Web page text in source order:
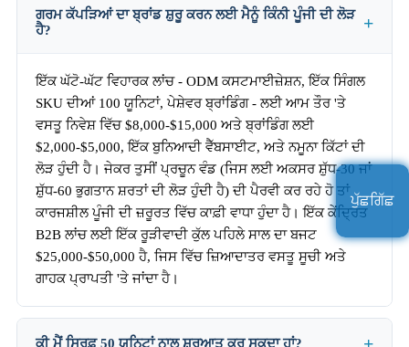
ਗਰਮ ਕੱਪੜਿਆਂ ਦਾ ਬ੍ਰਾਂਡ ਸ਼ੁਰੂ ਕਰਨ ਲਈ ਮੈਨੂੰ ਕਿੰਨੀ ਪੂੰਜੀ ਦੀ ਲੋੜ
ਹੈ?
ਇੱਕ ਘੱਟੋ-ਘੱਟ ਵਿਹਾਰਕ ਲਾਂਚ - ODM ਕਸਟਮਾਈਜ਼ੇਸ਼ਨ, ਇੱਕ ਸਿੰਗਲ
SKU ਦੀਆਂ 100 ਯੂਨਿਟਾਂ, ਪੇਸ਼ੇਵਰ ਬ੍ਰਾਂਡਿੰਗ - ਲਈ ਆਮ ਤੌਰ 'ਤੇ
ਵਸਤੂ ਨਿਵੇਸ਼ ਵਿੱਚ $8,000-$15,000 ਅਤੇ ਬ੍ਰਾਂਡਿੰਗ ਲਈ
$2,000-$5,000, ਇੱਕ ਬੁਨਿਆਦੀ ਵੈੱਬਸਾਈਟ, ਅਤੇ ਨਮੂਨਾ ਕਿੱਟਾਂ ਦੀ
ਲੋੜ ਹੁੰਦੀ ਹੈ। ਜੇਕਰ ਤੁਸੀਂ ਪ੍ਰਚੂਨ ਵੰਡ (ਜਿਸ ਲਈ ਅਕਸਰ ਸ਼ੁੱਧ-30 ਜਾਂ
ਸ਼ੁੱਧ-60 ਭੁਗਤਾਨ ਸ਼ਰਤਾਂ ਦੀ ਲੋੜ ਹੁੰਦੀ ਹੈ) ਦੀ ਪੈਰਵੀ ਕਰ ਰਹੇ ਹੋ ਤਾਂ
ਕਾਰਜਸ਼ੀਲ ਪੂੰਜੀ ਦੀ ਜ਼ਰੂਰਤ ਵਿੱਚ ਕਾਫ਼ੀ ਵਾਧਾ ਹੁੰਦਾ ਹੈ। ਇੱਕ ਕੇਂਦ੍ਰਿਤ
B2B ਲਾਂਚ ਲਈ ਇੱਕ ਰੂੜੀਵਾਦੀ ਕੁੱਲ ਪਹਿਲੇ ਸਾਲ ਦਾ ਬਜਟ
$25,000-$50,000 ਹੈ, ਜਿਸ ਵਿੱਚ ਜ਼ਿਆਦਾਤਰ ਵਸਤੂ ਸੂਚੀ ਅਤੇ
ਗਾਹਕ ਪ੍ਰਾਪਤੀ 'ਤੇ ਜਾਂਦਾ ਹੈ।
ਕੀ ਮੈਂ ਸਿਰਫ਼ 50 ਯੂਨਿਟਾਂ ਨਾਲ ਸ਼ੁਰੂਆਤ ਕਰ ਸਕਦਾ ਹਾਂ?
ਪੁੱਛਗਿੱਛ